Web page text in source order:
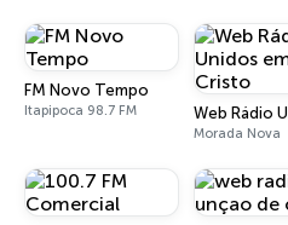
FM Novo Tempo
Itapipoca 98.7 FM Web Rádio
Morada Nova